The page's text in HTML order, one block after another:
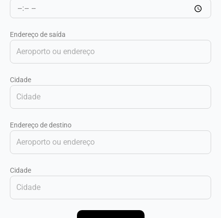
Endereço de saída
Cidade
Endereço de destino
Cidade